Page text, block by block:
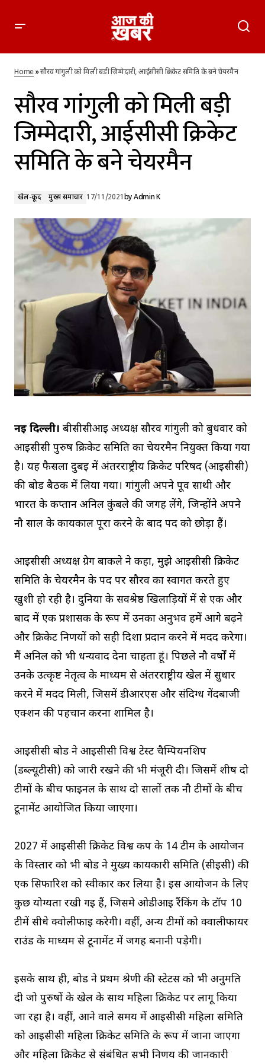
चेयरमैन
Home»सौरव गांगुली को मिली बड़ी जिम्मेदारी, आईसीसी क्रिकेट समिति के बने चेयरमैन
सौरव गांगुली को मिली बड़ी
जिम्मेदारी, आईसीसी क्रिकेट
समिति के बने चेयरमैन
खेल-कूद मुख्य समाचार 17/11/2021byAdmin K
नई दिल्ली। बीसीसीआई अध्यक्ष सौरव गांगुली को बुधवार को
आईसीसी पुरुष क्रिकेट समिति का चेयरमैन नियुक्त किया गया
है। यह फैसला दुबई में अंतरराष्ट्रीय क्रिकेट परिषद (आईसीसी)
की बोर्ड बैठक में लिया गया। गांगुली अपने पूर्व साथी और
भारत के कप्तान अनिल कुंबले की जगह लेंगे, जिन्होंने अपने
नौ साल के कार्यकाल पूरा करने के बाद पद को छोड़ा हैं।
आईसीसी अध्यक्ष ग्रेग बार्कले ने कहा, मुझे आईसीसी क्रिकेट
समिति के चेयरमैन के पद पर सौरव का स्वागत करते हुए
खुशी हो रही है। दुनिया के सर्वश्रेष्ठ खिलाड़ियों में से एक और
बाद में एक प्रशासक के रूप में उनका अनुभव हमें आगे बढ़ने
और क्रिकेट निर्णयों को सही दिशा प्रदान करने में मदद करेगा।
मैं अनिल को भी धन्यवाद देना चाहता हूं। पिछले नौ वर्षों में
उनके उत्कृष्ट नेतृत्व के माध्यम से अंतरराष्ट्रीय खेल में सुधार
करने में मदद मिली, जिसमें डीआरएस और संदिग्ध गेंदबाजी
एक्शन की पहचान करना शामिल है।
आईसीसी बोर्ड ने आईसीसी विश्व टेस्ट चैम्पियनशिप
(डब्ल्यूटीसी) को जारी रखने की भी मंजूरी दी। जिसमें शीर्ष दो
टीमों के बीच फाइनल के साथ दो सालों तक नौ टीमों के बीच
टूर्नामेंट आयोजित किया जाएगा।
2027 में आईसीसी क्रिकेट विश्व कप के 14 टीम के आयोजन
के विस्तार को भी बोर्ड ने मुख्य कार्यकारी समिति (सीईसी) की
एक सिफारिश को स्वीकार कर लिया है। इस आयोजन के लिए
कुछ योग्यता रखी गई हैं, जिसमे ओडीआई रैंकिंग के टॉप 10
टीमें सीधे क्वोलीफाई करेगी। वहीं, अन्य टीमों को क्वालीफायर
राउंड के माध्यम से टूर्नामेंट में जगह बनानी पड़ेगी।
इसके साथ ही, बोर्ड ने प्रथम श्रेणी की स्टेटस को भी अनुमति
दी जो पुरुषों के खेल के साथ महिला क्रिकेट पर लागू किया
जा रहा है। वहीं, आने वाले समय में आईसीसी महिला समिति
को आईसीसी महिला क्रिकेट समिति के रूप में जाना जाएगा
और महिला क्रिकेट से संबंधित सभी निर्णय की जानकारी